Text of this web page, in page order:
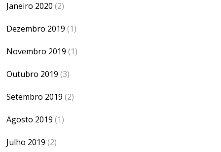
Janeiro 2020 (2)
Dezembro 2019 (1)
Novembro 2019 (1)
Outubro 2019 (3)
Setembro 2019 (2)
Agosto 2019 (1)
Julho 2019 (2)